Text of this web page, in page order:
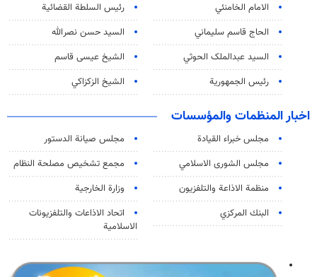
الامام الخامنئي
رئیس السلطة القضائیة
الحاج قاسم سليماني
السيد حسن نصرالله
السید عبدالملک الحوثي
الشيخ عيسى قاسم
رئيس الجمهورية
الشيخ الزكزاكي
اخبار المنظمات والمؤسسات
مجلس خبراء القيادة
مجلس صيانة الدستور
مجلس الشورى الاسلامي
مجمع تشخيص مصلحة النظام
منظمة الاذاعة والتلفزیون
وزارة الخارجية
البنك المركزي
اتحاد الاذاعات والتلفزيونات
الاسلامية